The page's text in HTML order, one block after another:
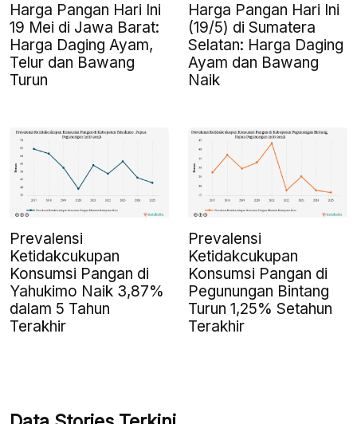
Harga Pangan Hari Ini
19 Mei di Jawa Barat:
Harga Daging Ayam,
Telur dan Bawang
Turun
Harga Pangan Hari Ini
(19/5) di Sumatera
Selatan: Harga Daging
Ayam dan Bawang
Naik
Prevalensi
Ketidakcukupan
Konsumsi Pangan di
Yahukimo Naik 3,87%
dalam 5 Tahun
Terakhir
Prevalensi
Ketidakcukupan
Konsumsi Pangan di
Pegunungan Bintang
Turun 1,25% Setahun
Terakhir